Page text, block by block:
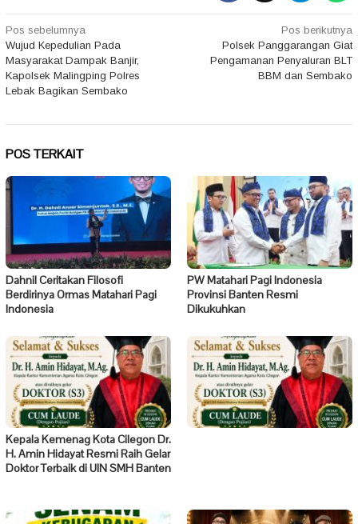
Navigasi
pos
Pos sebelumnya
Wujud Kepedulian Pada
Masyarakat Dampak Banjir,
Kapolsek Malingping Polres
Lebak Bagikan Sembako
Pos berikutnya
Polsek Panggarangan Giat
Pengamanan Penyaluran BLT
BBM dan Sembako
POS TERKAIT
Dahnil Ceritakan Filosofi
Berdirinya Ormas Matahari Pagi
Indonesia
PW Matahari Pagi Indonesia
Provinsi Banten Resmi
Dikukuhkan
Kepala Kemenag Kota Cilegon Dr.
H. Amin Hidayat Resmi Raih Gelar
Doktor Terbaik di UIN SMH Banten